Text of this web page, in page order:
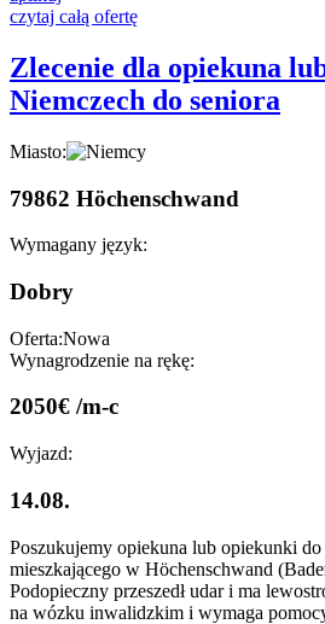
czytaj całą ofertę
Zlecenie dla opiekuna
Niemczech do seniora
Miasto:
79862 Höchenschwand
Wymagany język:
Dobry
Oferta:Nowa
Wynagrodzenie na rękę:
2050€ /m-c
Wyjazd:
14.08.
Poszukujemy opiekuna lub opiekunki do
mieszkającego w Höchenschwand
Podopieczny przeszedł udar i ma
na wózku inwalidzkim i wymaga